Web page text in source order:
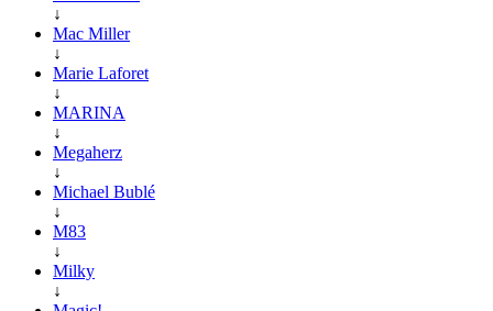
↓
Mac Miller
↓
Marie Laforet
↓
MARINA
↓
Megaherz
↓
Michael Bublé
↓
M83
↓
Milky
↓